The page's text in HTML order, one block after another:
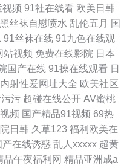
视频 91社在线看 欧美日韩
黑丝袜自慰喷水 乱伦五月 国
91丝袜在线 91九色在线观
站视频 免费在线影院 日本
国产在线 91操在线观看 日
内射性爱网址大全 欧美社区
污 超碰在线公开 AV蜜桃
频 国产精品91视频 69热
日韩 久草123 福利欧美在
产在线诱惑 乱人xxxxx 超黄
品午夜福利网 精品亚洲成a